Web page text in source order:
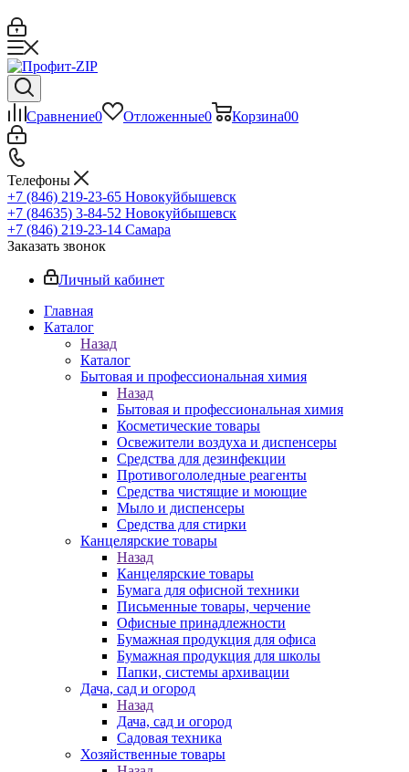
Сравнение0 Отложенные0 Корзина00
Телефоны
+7 (846) 219-23-65 Новокуйбышевск
+7 (84635) 3-84-52 Новокуйбышевск
+7 (846) 219-23-14 Самара
Заказать звонок
Личный кабинет
Главная
Каталог
Назад
Каталог
Бытовая и профессиональная химия
Назад
Бытовая и профессиональная химия
Косметические товары
Освежители воздуха и диспенсеры
Средства для дезинфекции
Противогололедные реагенты
Средства чистящие и моющие
Мыло и диспенсеры
Средства для стирки
Канцелярские товары
Назад
Канцелярские товары
Бумага для офисной техники
Письменные товары, черчение
Офисные принадлежности
Бумажная продукция для офиса
Бумажная продукция для школы
Папки, системы архивации
Дача, сад и огород
Назад
Дача, сад и огород
Садовая техника
Хозяйственные товары